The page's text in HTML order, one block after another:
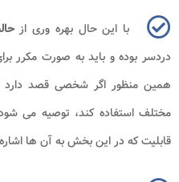
با این حال بهره وری از
دردسر بوده و باید به صورت مکرر
همین منظور اگر شخصی قصد دارد
مختلف استفاده کند، توصیه می
قابلیت که در این بخش به آن ها